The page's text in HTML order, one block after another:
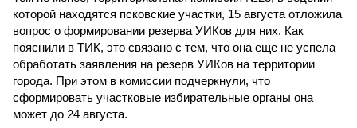
которой находятся псковские участки, 15 августа отложила
вопрос о формировании резерва УИКов для них. Как
пояснили в ТИК, это связано с тем, что она еще не успела
обработать заявления на резерв УИКов на территории
города. При этом в комиссии подчеркнули, что
сформировать участковые избирательные органы она
может до 24 августа.